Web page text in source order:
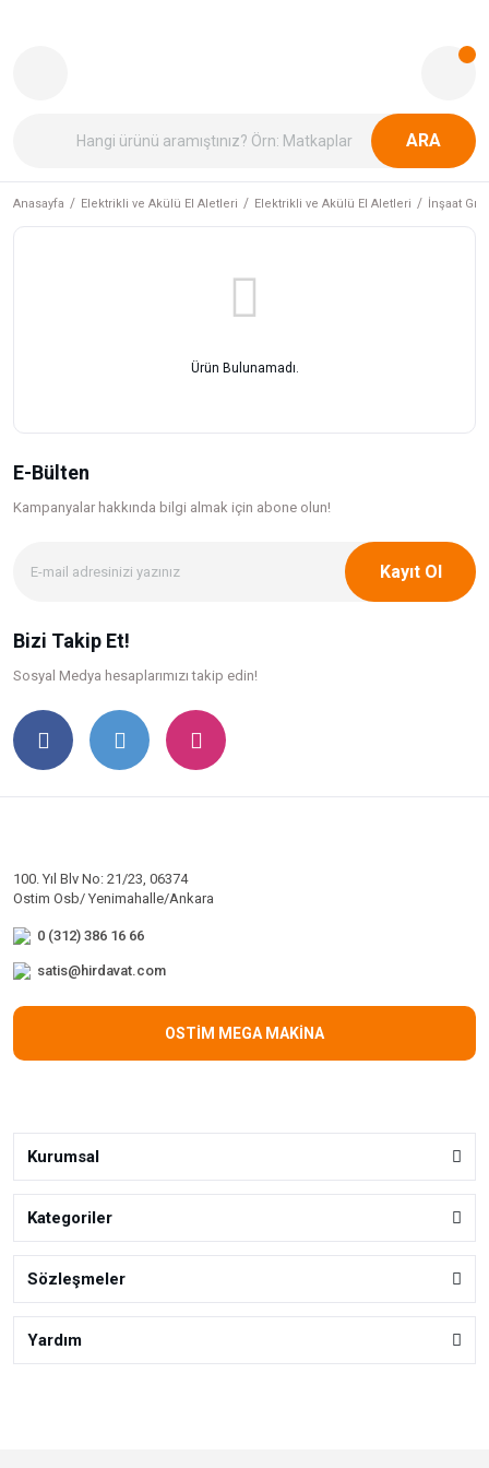
ARA
Anasayfa Elektrikli ve Akülü El Aletleri Elektrikli ve Akülü El Aletleri İnşaat
Ürün Bulunamadı.
E-Bülten
Kampanyalar hakkında bilgi almak için abone olun!
Kayıt Ol
Bizi Takip Et!
Sosyal Medya hesaplarımızı takip edin!
100. Yıl Blv No: 21/23, 06374
Ostim Osb/ Yenimahalle/Ankara
0 (312) 386 16 66
satis@hirdavat.com
OSTİM MEGA MAKİNA
Kurumsal
Kategoriler
Sözleşmeler
Yardım